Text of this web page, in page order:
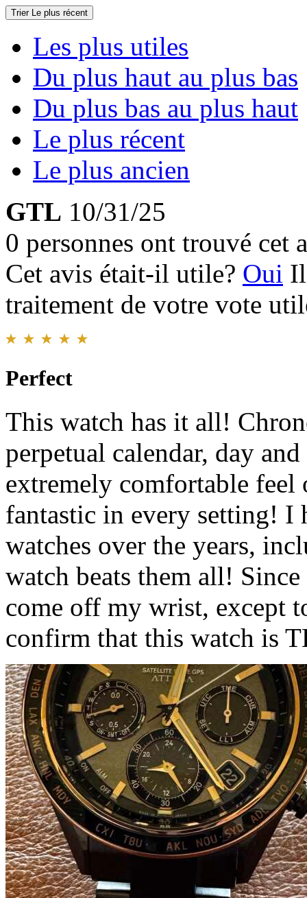
Trier Le plus récent
Les plus utiles
Du plus haut au plus bas
Du plus bas au plus haut
Le plus récent
Le plus ancien
GTL 10/31/25
0 personnes ont trouvé cet
Cet avis était-il utile? Oui
traitement de votre vote
Perfect
This watch has it all!
perpetual calendar, day
extremely comfortable
fantastic in every setting! I
watches over the years,
watch beats them all!
come off my wrist, except
confirm that this watch is